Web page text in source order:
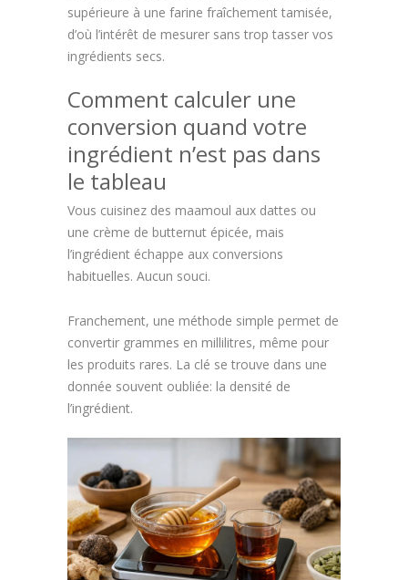
supérieure à une farine fraîchement tamisée,
d’où l’intérêt de mesurer sans trop tasser vos
ingrédients secs.
Comment calculer une
conversion quand votre
ingrédient n’est pas dans
le tableau
Vous cuisinez des maamoul aux dattes ou
une crème de butternut épicée, mais
l’ingrédient échappe aux conversions
habituelles. Aucun souci.
Franchement, une méthode simple permet de
convertir grammes en millilitres, même pour
les produits rares. La clé se trouve dans une
donnée souvent oubliée: la densité de
l’ingrédient.